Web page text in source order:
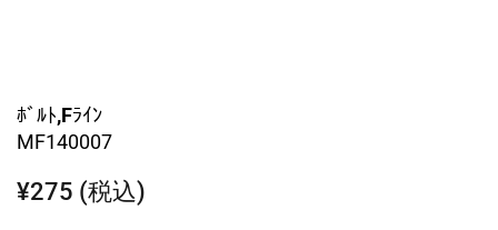
ﾎﾞﾙﾄ,Fﾗｲﾝ
MF140007
¥275 (税込)